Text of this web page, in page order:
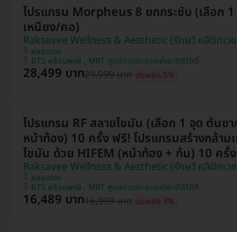
โปรแกรม Morpheus 8 ยกกระชับ (เลือก
เหนียง/คอ)
Raksavee Wellness & Aesthetic (รักษวี คลินิกเว
คลองเตย
BTS พร้อมพงษ์ , MRT ศูนย์การประชุมแห่งชาติสิริกิติ์
28,499 บาท29,999 บาท ประหยัด 5%
โปรแกรม RF สลายไขมัน (เลือก 1 จุด ต้น
หน้าท้อง) 10 ครั้ง ฟรี! โปรแกรมสร้างกล้าม
ไขมัน ด้วย HIFEM (หน้าท้อง + ก้น) 10 ครั้ง
Raksavee Wellness & Aesthetic (รักษวี คลินิกเว
คลองเตย
BTS พร้อมพงษ์ , MRT ศูนย์การประชุมแห่งชาติสิริกิติ์
16,489 บาท16,999 บาท ประหยัด 3%